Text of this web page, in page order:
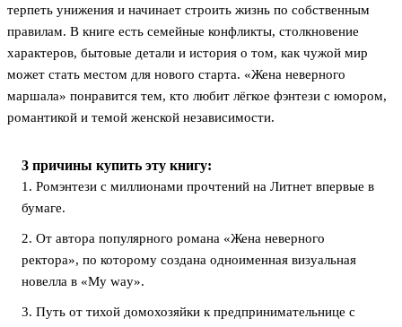
терпеть унижения и начинает строить жизнь по собственным
правилам. В книге есть семейные конфликты, столкновение
характеров, бытовые детали и история о том, как чужой мир
может стать местом для нового старта. «Жена неверного
маршала» понравится тем, кто любит лёгкое фэнтези с юмором,
романтикой и темой женской независимости.
3 причины купить эту книгу:
1. Ромэнтези с миллионами прочтений на Литнет впервые в
бумаге.
2. От автора популярного романа «Жена неверного
ректора», по которому создана одноименная визуальная
новелла в «My way».
3. Путь от тихой домохозяйки к предпринимательнице с